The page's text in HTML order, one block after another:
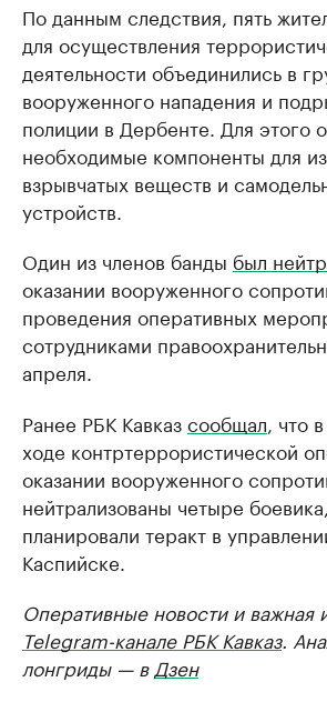
По данным следствия, пять
для осуществления
деятельности объединились в
вооруженного нападения и
полиции в Дербенте. Для этого
необходимые компоненты для
взрывчатых веществ и
устройств.
Один из членов банды был
оказании вооруженного
проведения оперативных
сотрудниками
апреля.
Ранее РБК Кавказсообщал , что
ходе контртеррористической
оказании вооруженного
нейтрализованы четыре
планировали теракт в
Каспийске.
Оперативные новости и
Telegram-канале РБК Кавказ.
лонгриды — в Дзен